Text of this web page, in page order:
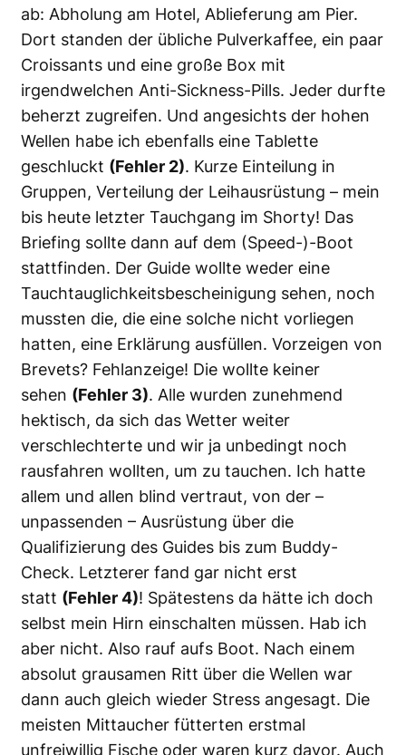
ab: Abholung am Hotel, Ablieferung am Pier.
Dort standen der übliche Pulverkaffee, ein paar
Croissants und eine große Box mit
irgendwelchen Anti-Sickness-Pills. Jeder durfte
beherzt zugreifen. Und angesichts der hohen
Wellen habe ich ebenfalls eine Tablette
geschluckt (Fehler 2). Kurze Einteilung in
Gruppen, Verteilung der Leihausrüstung – mein
bis heute letzter Tauchgang im Shorty! Das
Briefing sollte dann auf dem (Speed-)-Boot
stattfinden. Der Guide wollte weder eine
Tauchtauglichkeitsbescheinigung sehen, noch
mussten die, die eine solche nicht vorliegen
hatten, eine Erklärung ausfüllen. Vorzeigen von
Brevets? Fehlanzeige! Die wollte keiner
sehen (Fehler 3). Alle wurden zunehmend
hektisch, da sich das Wetter weiter
verschlechterte und wir ja unbedingt noch
rausfahren wollten, um zu tauchen. Ich hatte
allem und allen blind vertraut, von der –
unpassenden – Ausrüstung über die
Qualifizierung des Guides bis zum Buddy-
Check. Letzterer fand gar nicht erst
statt (Fehler 4)! Spätestens da hätte ich doch
selbst mein Hirn einschalten müssen. Hab ich
aber nicht. Also rauf aufs Boot. Nach einem
absolut grausamen Ritt über die Wellen war
dann auch gleich wieder Stress angesagt. Die
meisten Mittaucher fütterten erstmal
unfreiwillig Fische oder waren kurz davor. Auch